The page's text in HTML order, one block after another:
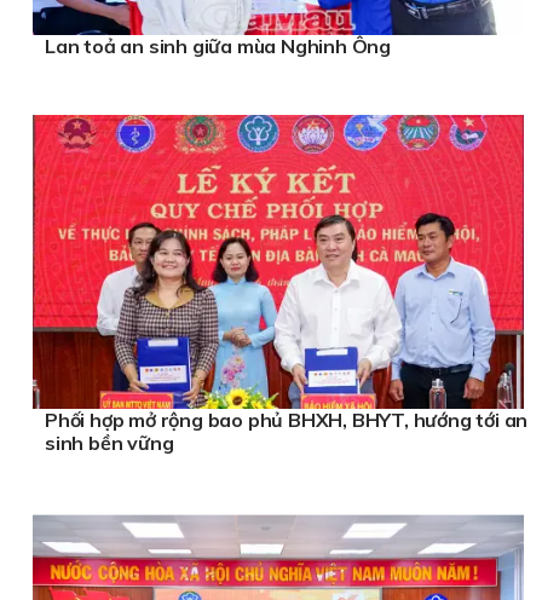
Lan toả an sinh giữa mùa Nghinh Ông
Phối hợp mở rộng bao phủ BHXH, BHYT, hướng tới an
sinh bền vững